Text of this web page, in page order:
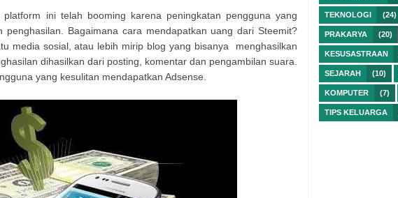
platform ini telah booming karena peningkatan pengguna yang
penghasilan. Bagaimana cara mendapatkan uang dari Steemit?
media sosial, atau lebih mirip blog yang bisanya menghasilkan
dihasilkan dari posting, komentar dan pengambilan suara.
yang kesulitan mendapatkan Adsense.
TEKNOLOGI (24)
PRAKARYA (20)
KESUSASTRAAN
SEJARAH (10)
KOMPUTER (7)
TIPS KELUARGA